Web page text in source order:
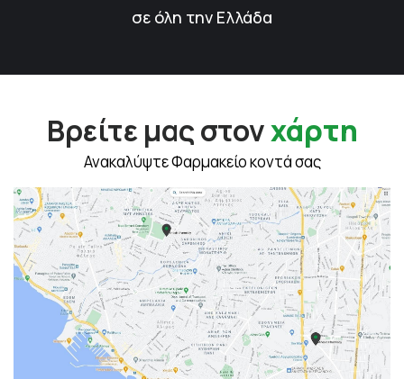
σε όλη την Ελλάδα
Βρείτε μας στονχάρτη
Ανακαλύψτε Φαρμακείο κοντά σας